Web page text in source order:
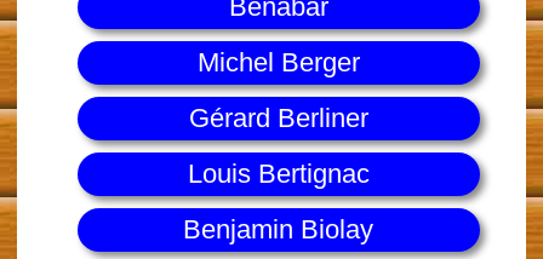
Bénabar
Michel Berger
Gérard Berliner
Louis Bertignac
Benjamin Biolay